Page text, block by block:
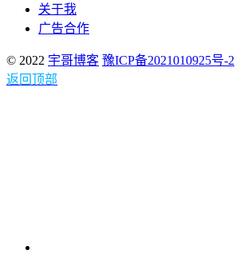
关于我
广告合作
© 2022 宇哥博客 豫ICP备2021010925号-2
返回顶部